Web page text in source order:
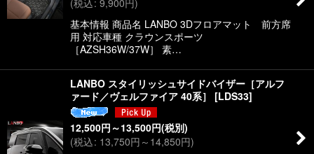
基本情報 商品名 LANBO 3Dフロアマット 前方席
用 対応車種 クラウンスポーツ
［AZSH36W/37W］ 素…
LANBO スタイリッシュサイドバイザー［アルフ
ァード／ヴェルファイア 40系］
[LDS33]
12,500円 ～13,500円(税別)
(税込: 13,750円 ～14,850円)